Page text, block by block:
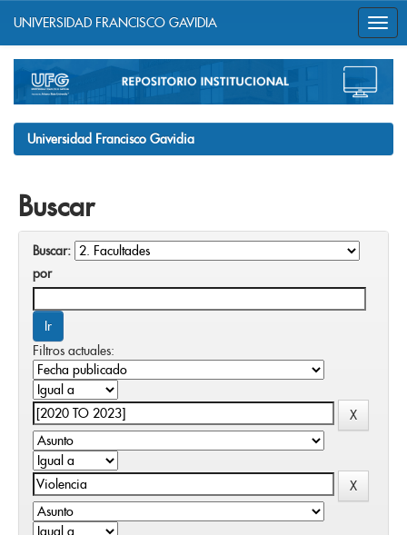
navigation
UNIVERSIDAD FRANCISCO GAVIDIA
Universidad Francisco Gavidia
Buscar
Buscar:
por
Filtros actuales: